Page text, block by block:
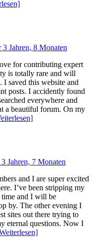
3 Jahren, 8 Monaten
for contributing expert
is totally rare and will
I saved this website and
posts. I accidently found
everywhere and
a beautiful forum. On my
Jahren, 7 Monaten
and I are super excited
I’ve been stripping my
and I will be
by. The other evening I
sites out there trying to
eternal questions. Now I